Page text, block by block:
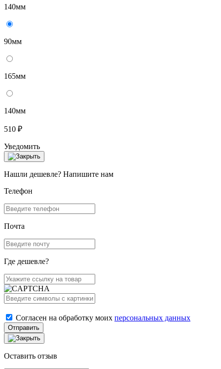
140мм
90мм
165мм
140мм
510 ₽
Уведомить
Нашли дешевле? Напишите нам
Телефон
Почта
Где дешевле?
Согласен на обработку моих персональных данных
Отправить
Оставить отзыв